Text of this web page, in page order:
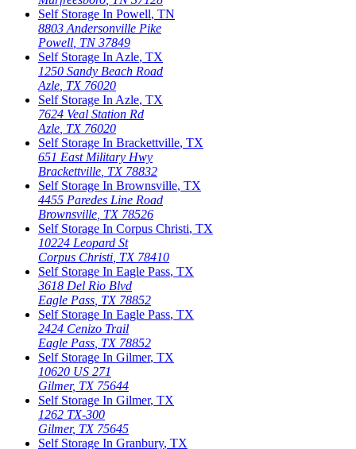
Self Storage In Powell, TN
8803 Andersonville Pike
Powell TN 37849
Self Storage In Azle, TX
1250 Sandy Beach Road
Azle TX 76020
Self Storage In Azle, TX
7624 Veal Station Rd
Azle TX 76020
Self Storage In Brackettville, TX
651 East Military Hwy
Brackettville TX 78832
Self Storage In Brownsville, TX
4455 Paredes Line Road
Brownsville TX 78526
Self Storage In Corpus Christi, TX
10224 Leopard St
Corpus Christi TX 78410
Self Storage In Eagle Pass, TX
3618 Del Rio Blvd
Eagle Pass TX 78852
Self Storage In Eagle Pass, TX
2424 Cenizo Trail
Eagle Pass TX 78852
Self Storage In Gilmer, TX
10620 US 271
Gilmer, TX 75644
Self Storage In Gilmer, TX
1262 TX-300
Gilmer, TX 75645
Self Storage In Granbury, TX